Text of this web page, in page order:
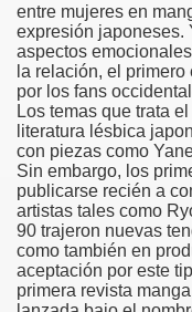
entre mujeres en
expresión japoneses.
aspectos
la relación, el
por los fans
Los temas que trata
literatura lésbica
con piezas como
Sin embargo, los
publicarse recién a
artistas tales como
90 trajeron nuevas
como también en
aceptación por este
primera revista